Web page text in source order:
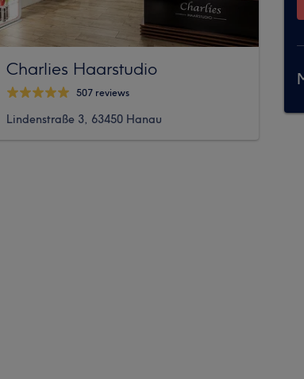
Charlies Haarstudio
507 reviews
Lindenstraße 3, 63450 Hanau